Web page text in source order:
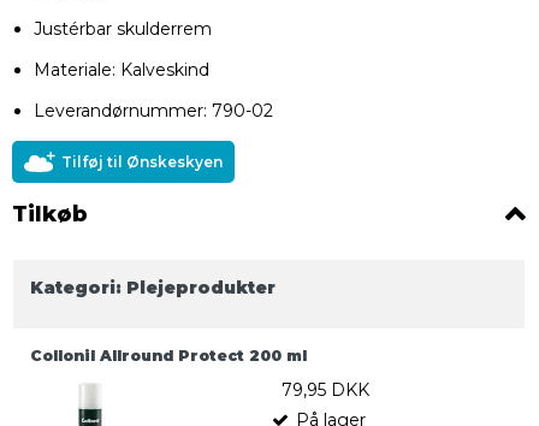
Justérbar skulderrem
Materiale: Kalveskind
Leverandørnummer: 790-02
Tilføj til Ønskeskyen
Tilkøb
Kategori: Plejeprodukter
Collonil Allround Protect 200 ml
79,95 DKK
På lager